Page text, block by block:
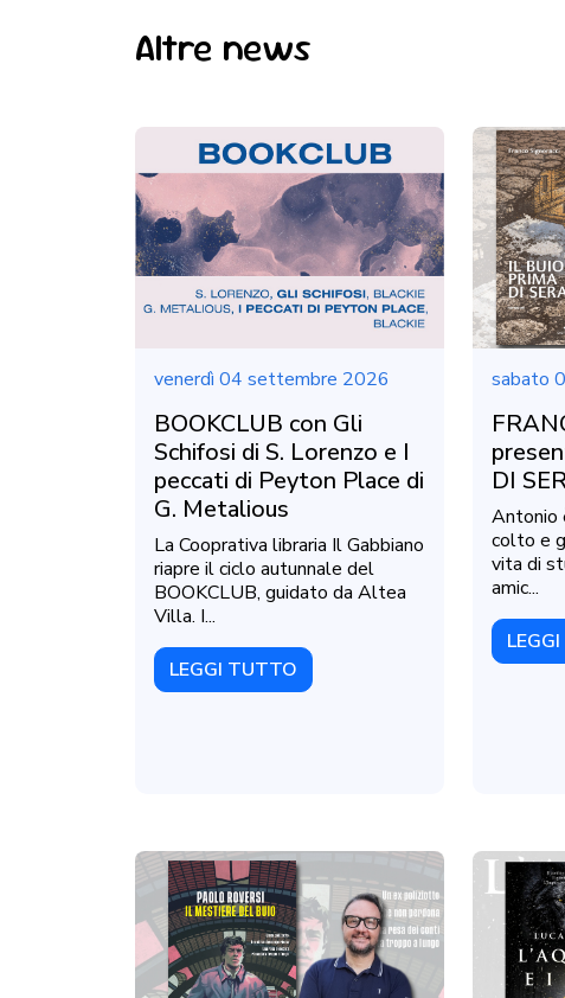
Altre news
venerdì 04 settembre 2026
BOOKCLUB con Gli
Schifosi di S. Lorenzo e I
peccati di Peyton Place di
G. Metalious
La Cooprativa libraria Il Gabbiano
riapre il ciclo autunnale del
BOOKCLUB, guidato da Altea
Villa. I...
LEGGI TUTTO
sabato
DI
Antonio
colto e
vita di
amic...